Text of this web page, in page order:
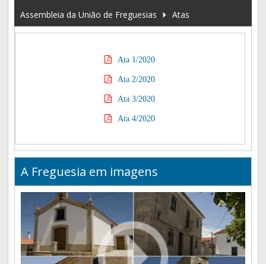
Assembleia da União de Freguesias Atas
Ata 1/2020
Ata 2/2020
Ata 3/2020
Ata 4/2020
A Freguesia em imagens